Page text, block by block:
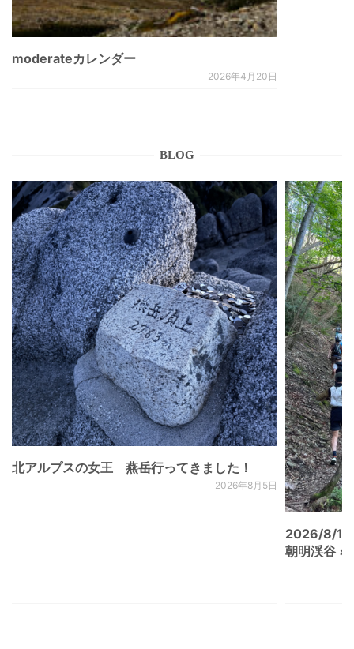
moderateカレンダー
2026年4月20日
BLOG
北アルプスの女王 燕岳行ってきました！
2026年8月5日
2026/8/
朝明渓谷 ×